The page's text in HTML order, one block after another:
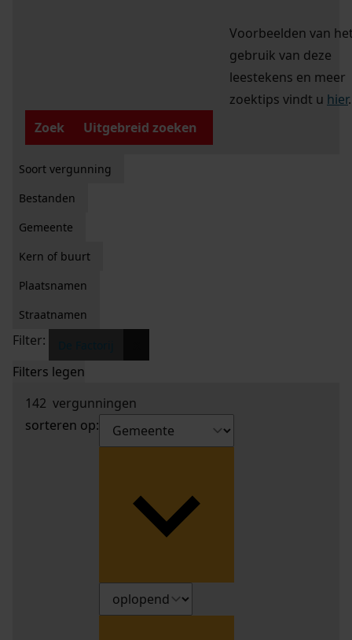
Voorbeelden van
gebruik van deze
leestekens en meer
zoektips vindt u hier.
Zoek
Uitgebreid zoeken
Soort vergunning
Bestanden
Gemeente
Kern of buurt
Plaatsnamen
Straatnamen
Filter:
Filters legen
142 vergunningen
sorteren op: